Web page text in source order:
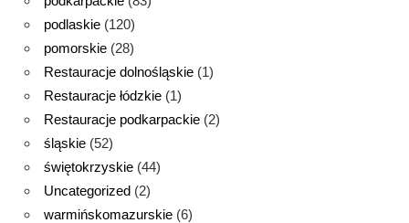
podlaskie (120)
pomorskie (28)
Restauracje dolnośląskie (1)
Restauracje łódzkie (1)
Restauracje podkarpackie (2)
śląskie (52)
świętokrzyskie (44)
Uncategorized (2)
warmińskomazurskie (6)